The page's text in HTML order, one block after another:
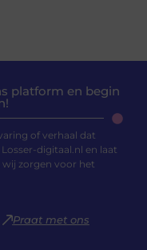
platform en begin
of verhaal dat
digitaal.nl en laat
zorgen voor het
Praat met ons